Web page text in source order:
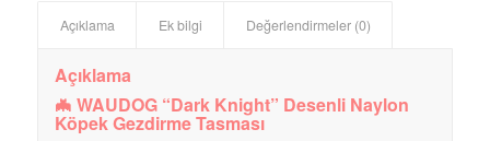
Açıklama Ek bilgi Değerlendirmeler (0)
Açıklama
🦇 WAUDOG “Dark Knight” Desenli Naylon
Köpek Gezdirme Tasması